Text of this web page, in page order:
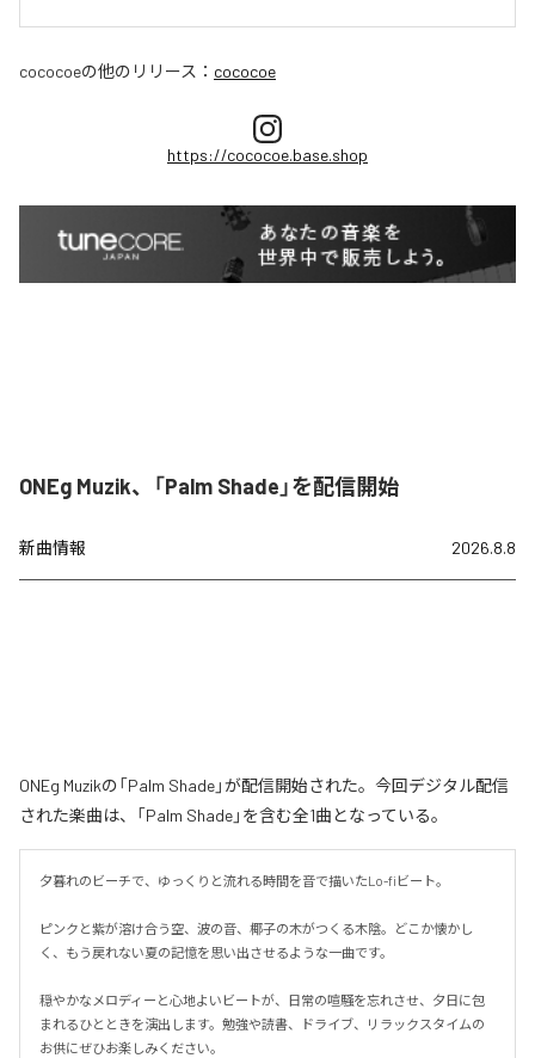
cococoeの他のリリース： cococoe
https://cococoe.base.shop
ONEg Muzik、「Palm Shade」を配信開始
新曲情報 2026.8.8
ONEg Muzikの「Palm Shade」が配信開始された。今回デジタル配信
された楽曲は、「Palm Shade」を含む全1曲となっている。
夕暮れのビーチで、ゆっくりと流れる時間を音で描いたLo-fiビート。
ピンクと紫が溶け合う空、波の音、椰子の木がつくる木陰。どこか懐かし
く、もう戻れない夏の記憶を思い出させるような一曲です。
穏やかなメロディーと心地よいビートが、日常の喧騒を忘れさせ、夕日に包
まれるひとときを演出します。勉強や読書、ドライブ、リラックスタイムの
お供にぜひお楽しみください。